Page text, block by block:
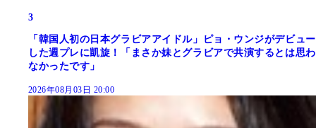
3
「韓国人初の日本グラビアアイドル」ピョ・ウンジがデビュー
した週プレに凱旋！「まさか妹とグラビアで共演するとは思わ
なかったです」
2026年08月03日 20:00